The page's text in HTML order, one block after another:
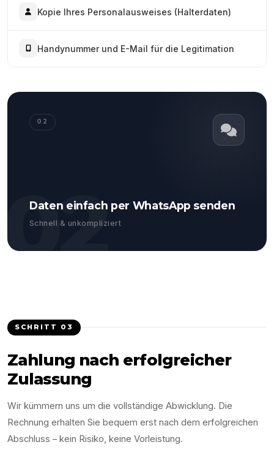
Kopie Ihres Personalausweises (Halterdaten)
Handynummer und E-Mail für die Legitimation
02
02
Daten einfach per WhatsApp senden
Schnell & unkompliziert
SCHRITT 03
Zahlung nach erfolgreicher
Zulassung
Wir kümmern uns um die vollständige Abwicklung. Die
Rechnung erhalten Sie bequem erst nach dem erfolgreichen
Abschluss – kein Risiko, keine Vorleistung.